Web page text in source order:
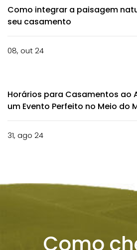
Como integrar a paisagem
seu casamento
08, out 24
Horários para Casamentos ao
um Evento Perfeito no Meio do
31, ago 24
Como